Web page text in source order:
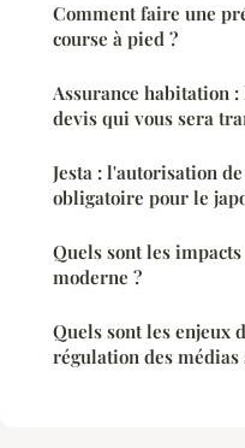
Comment faire une
course à pied ?
Assurance habitation
devis qui vous sera
Jesta : l'autorisation
obligatoire pour le
Quels sont les
moderne ?
Quels sont les enjeux
régulation des médias